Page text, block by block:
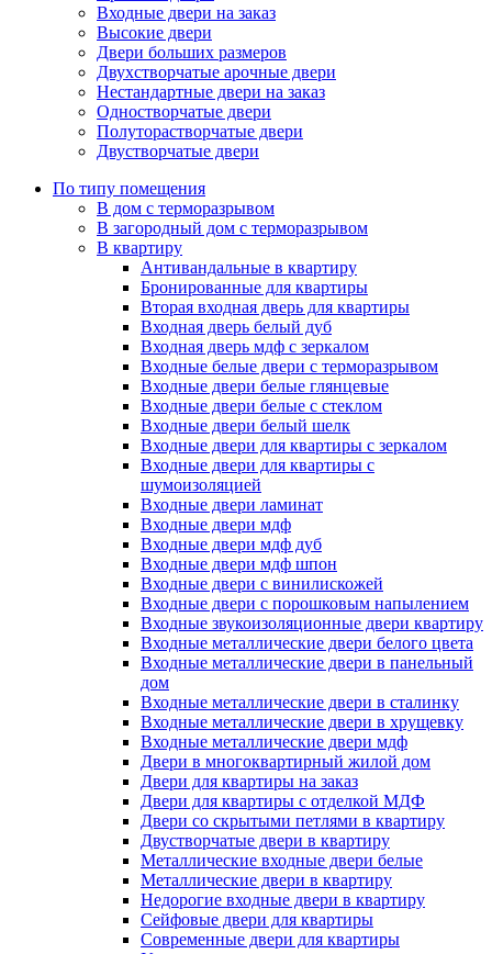
Входные двери на заказ
Высокие двери
Двери больших размеров
Двухстворчатые арочные двери
Нестандартные двери на заказ
Одностворчатые двери
Полуторастворчатые двери
Двустворчатые двери
По типу помещения
В дом с терморазрывом
В загородный дом с терморазрывом
В квартиру
Антивандальные в квартиру
Бронированные для квартиры
Вторая входная дверь для квартиры
Входная дверь белый дуб
Входная дверь мдф с зеркалом
Входные белые двери с терморазрывом
Входные двери белые глянцевые
Входные двери белые с стеклом
Входные двери белый шелк
Входные двери для квартиры с зеркалом
Входные двери для квартиры с
шумоизоляцией
Входные двери ламинат
Входные двери мдф
Входные двери мдф дуб
Входные двери мдф шпон
Входные двери с винилискожей
Входные двери с порошковым напылением
Входные звукоизоляционные двери квартиру
Входные металлические двери белого цвета
Входные металлические двери в панельный
дом
Входные металлические двери в сталинку
Входные металлические двери в хрущевку
Входные металлические двери мдф
Двери в многоквартирный жилой дом
Двери для квартиры на заказ
Двери для квартиры с отделкой МДФ
Двери со скрытыми петлями в квартиру
Двустворчатые двери в квартиру
Металлические входные двери белые
Металлические двери в квартиру
Недорогие входные двери в квартиру
Сейфовые двери для квартиры
Современные двери для квартиры